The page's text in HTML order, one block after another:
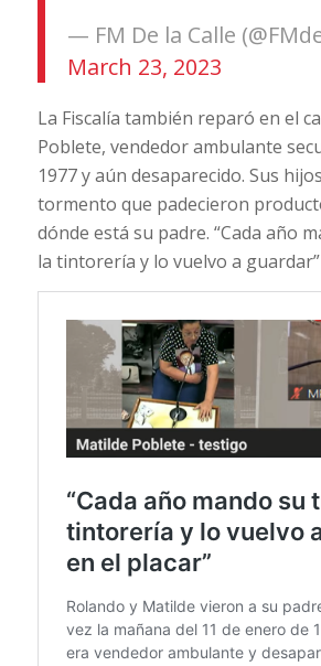
— FM De la Calle
March 23, 2023
La Fiscalía también reparó en el
Poblete, vendedor ambulante
1977 y aún desaparecido. Sus
tormento que padecieron
dónde está su padre. “Cada año
la tintorería y lo vuelvo a guardar”